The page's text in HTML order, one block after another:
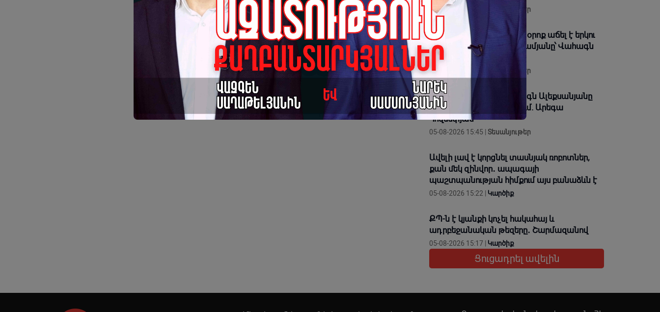
05-08-2026 16:45 | Տեսանյութեր
Պետական պարտքը ձեր օրոք աճել է երկու
անգամ. Տիգրան Աբրահամյանը՝ Վահագն
Ալեքսանյանին
05-08-2026 16:34 | Տեսանյութեր
Շնորհավորում եմ՝ Վահագն Ալեքսանյանը
մանկապարտեզ չի ուտում. Արեգա
Հովսեփյան
05-08-2026 15:45 | Տեսանյութեր
Ավելի լավ է կորցնել տասնյակ ռոբոտներ,
քան մեկ զինվոր․ ապագայի
պաշտպանության հիմքում այս բանաձևն է
05-08-2026 15:22 | Կարծիք
ՔՊ-ն է կյանքի կոչել հակահայ և
ադրբեջանական թեզերը․ Շարմազանով
05-08-2026 15:17 | Կարծիք
Ցուցադրել ավելին